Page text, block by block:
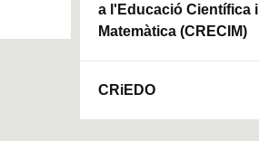
a l'Educació Científica i
Matemàtica (CRECIM)
CRiEDO